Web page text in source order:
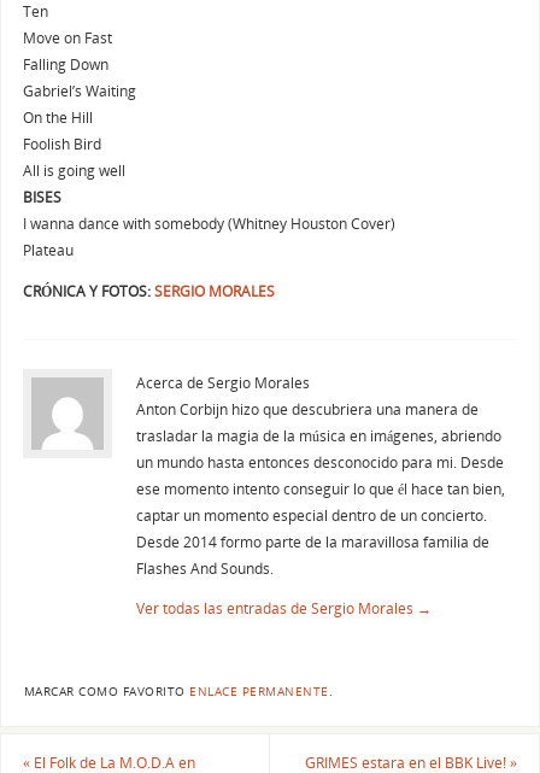
Ten
Move on Fast
Falling Down
Gabriel’s Waiting
On the Hill
Foolish Bird
All is going well
BISES
I wanna dance with somebody (Whitney Houston Cover)
Plateau
CRÓNICA Y FOTOS:SERGIO MORALES
Acerca de Sergio Morales
Anton Corbijn hizo que descubriera una manera de
trasladar la magia de la música en imágenes, abriendo
un mundo hasta entonces desconocido para mi. Desde
ese momento intento conseguir lo que él hace tan bien,
captar un momento especial dentro de un concierto.
Desde 2014 formo parte de la maravillosa familia de
Flashes And Sounds.
Ver todas las entradas de Sergio Morales →
MARCAR COMO FAVORITO ENLACE PERMANENTE.
«El Folk de La M.O.D.A en GRIMES estara en el BBK Live!»